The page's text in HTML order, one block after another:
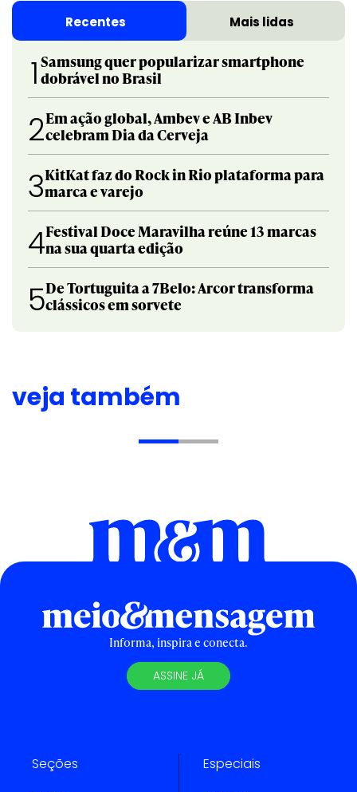
Recentes Mais lidas
1 Samsung quer popularizar smartphone
dobrável no Brasil
2Em ação global, Ambev e AB Inbev
celebram Dia da Cerveja
3KitKat faz do Rock in Rio plataforma para
marca e varejo
4Festival Doce Maravilha reúne 13 marcas
na sua quarta edição
5De Tortuguita a 7Belo: Arcor transforma
clássicos em sorvete
veja também
Informa, inspira e conecta.
ASSINE JÁ
Seções Especiais